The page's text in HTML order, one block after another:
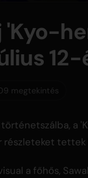
'Kyo-
12-
megtekintés
a
tettek
a főhős,